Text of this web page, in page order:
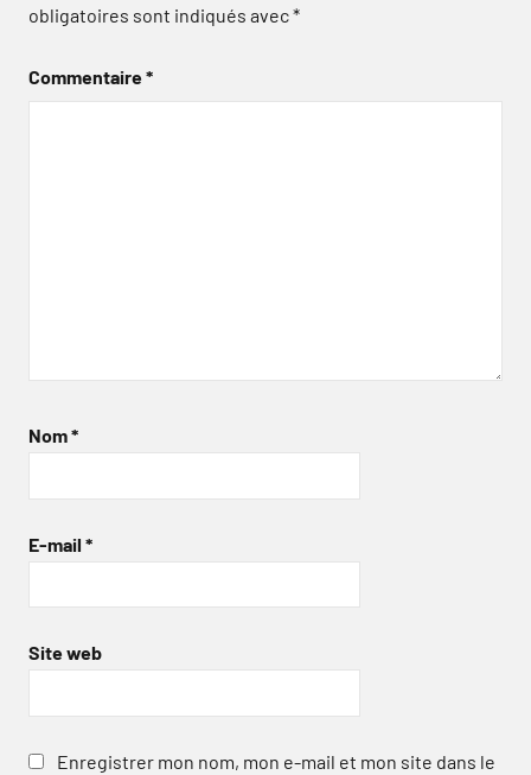
obligatoires sont indiqués avec*
Commentaire*
Nom*
E-mail *
Site web
Enregistrer mon nom, mon e-mail et mon site dans le